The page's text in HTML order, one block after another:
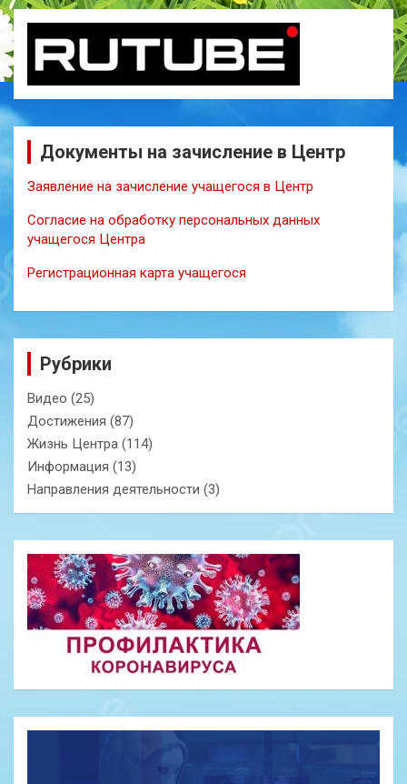
Документы на зачисление в Центр
Заявление на зачисление учащегося в Центр
Согласие на обработку персональных данных
учащегося Центра
Регистрационная карта учащегося
Рубрики
Видео (25)
Достижения (87)
Жизнь Центра (114)
Информация (13)
Направления деятельности (3)